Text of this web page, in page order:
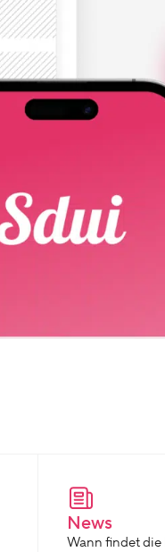
News
Wann findet